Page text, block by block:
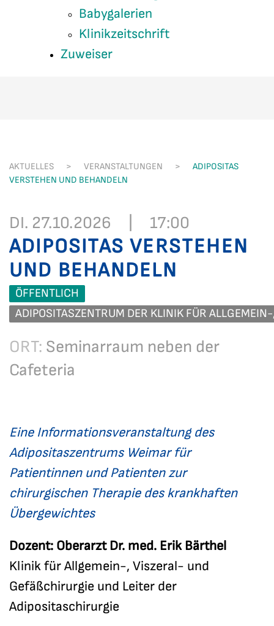
Babygalerien
Klinikzeitschrift
Zuweiser
AKTUELLES VERANSTALTUNGEN
ADIPOSITAS
VERSTEHEN UND BEHANDELN
DI. 27.10.2026 17:00
ADIPOSITAS VERSTEHEN
UND BEHANDELN
ÖFFENTLICH
ADIPOSITASZENTRUM DER KLINIK FÜR
ORT: Seminarraum neben der
Cafeteria
Eine Informationsveranstaltung des
Adipositaszentrums Weimar für
Patientinnen und Patienten zur
chirurgischen Therapie des krankhaften
Übergewichtes
Dozent: Oberarzt Dr. med. Erik Bärthel
Klinik für Allgemein-, Viszeral- und
Gefäßchirurgie und Leiter der
Adipositaschirurgie